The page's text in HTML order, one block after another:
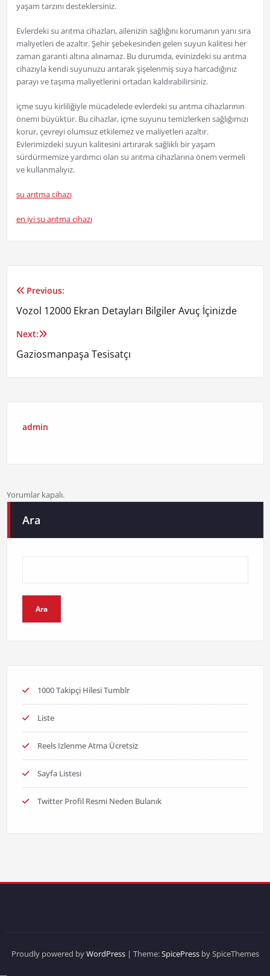
yaşam tarzını desteklersiniz.
Evlerdeki su arıtma cihazları, ailenizin sağlığını korumanın yanı sıra
maliyetleri de azaltır. Şehir şebekesinden gelen suyun kalitesi her
zaman garanti altına alınamaz. Bu durumda, evinizdeki su arıtma
cihazıyla kendi suyunuzu arıtarak şişelenmiş suya harcadığınız
parayı ve taşıma maliyetlerini ortadan kaldırabilirsiniz.
içme suyu kirliliğiyle mücadelede evlerdeki su arıtma cihazlarının
önemi büyüktür. Bu cihazlar, içme suyunu temizlerken sağlığımızı
korur, çevreyi olumsuz etkilemez ve maliyetleri azaltır.
Evlerimizdeki suyun kalitesini artırarak sağlıklı bir yaşam
sürdürmemize yardımcı olan su arıtma cihazlarına önem vermeli
ve kullanmalıyız.
su arıtma cihazı
en iyi su arıtma cihazı
Yazı
gezinmesi
Previous:
Vozol 12000 Ekran Detayları Bilgiler Avuç İçinizde
Next:
Gaziosmanpaşa Tesisatçı
admin
Yorumlar kapalı.
Ara
Ara
1000 Takipçi Hilesi Tumblr
Liste
Reels Izlenme Atma Ücretsiz
Sayfa Listesi
Twitter Profil Resmi Neden Bulanık
Proudly powered byWordPress| Theme:SpicePressby SpiceThemes